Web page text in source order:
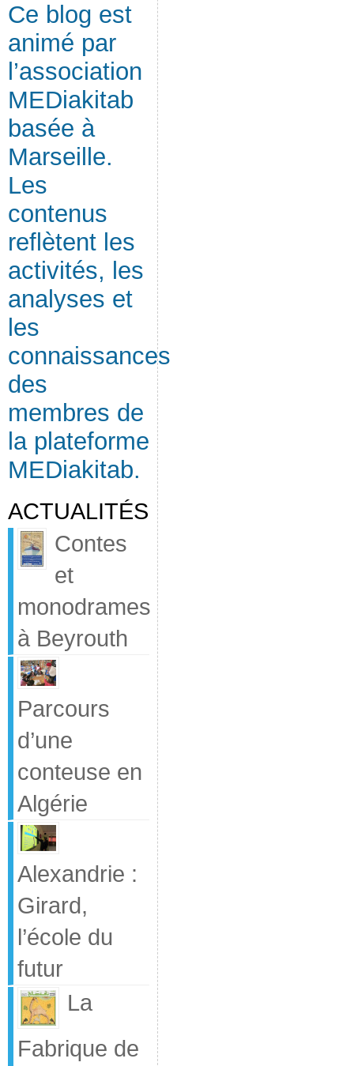
Ce blog est
animé par
l’association
MEDiakitab
basée à
Marseille.
Les
contenus
reflètent les
activités, les
analyses et
les
connaissances
des
membres de
la plateforme
MEDiakitab.
ACTUALITÉS
Contes
et
monodrames
à Beyrouth
Parcours
d’une
conteuse en
Algérie
Alexandrie :
Girard,
l’école du
futur
La
Fabrique de